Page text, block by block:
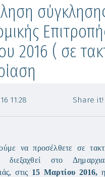
2016 ( σε
11:28 Share it!
να προσέλθετε σε
στο
στις 15 Μαρτίου 2016,